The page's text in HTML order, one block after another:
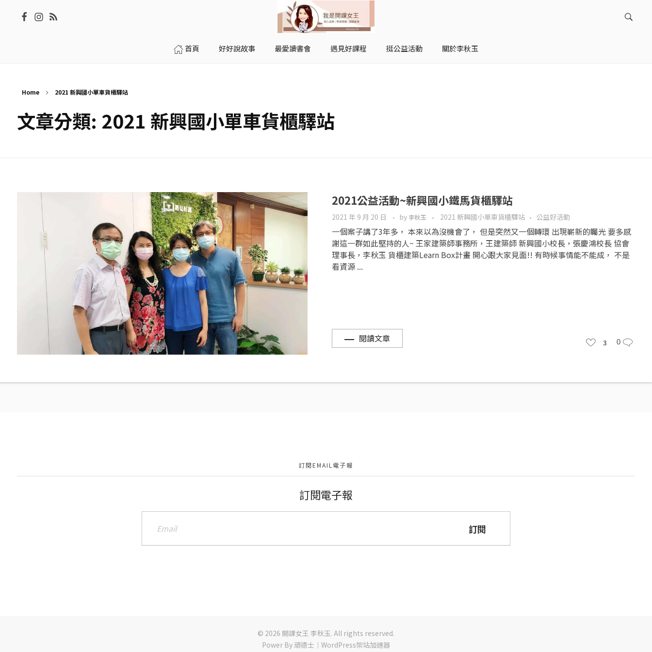
開課女王 李秋玉
拿起麥克風，影響全世界
首頁 好好說故事 最愛讀書會 遇見好課程 挺公益活動 關於李秋玉
Home 2021 新興國小單車貨櫃驛站
文章分類: 2021 新興國小單車貨櫃驛站
2021公益活動~新興國小鐵馬貨櫃驛站
2021 年 9 月 20 日 by 李秋玉 2021 新興國小單車貨櫃驛站 公益好活動
一個案子講了3年多， 本來以為沒機會了， 但是突然又一個轉環 出現嶄新的矚光 要多感
謝這一群如此堅持的人~ 王家建築師事務所，王建築師 新興國小校長，張慶鴻校長 協會
理事長，李秋玉 貨櫃建築Learn Box計畫 開心跟大家見面!! 有時候事情能不能成， 不是
看資源 ...
閱讀文章 3 0
訂閱EMAIL電子報
訂閱電子報
© 2026 開課女王 李秋玉. All rights reserved.
Power By 頑德士｜WordPress架站加速器